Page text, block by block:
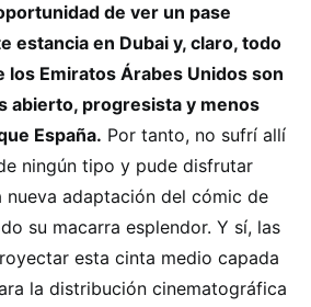
de ver un pase
estancia en Dubai y, claro, todo
los Emiratos Árabes Unidos son
abierto, progresista y menos
España. Por tanto, no sufrí allí
ningún tipo y pude disfrutar
nueva adaptación del cómic de
su macarra esplendor. Y sí, las
esta cinta medio capada
la distribución cinematográfica